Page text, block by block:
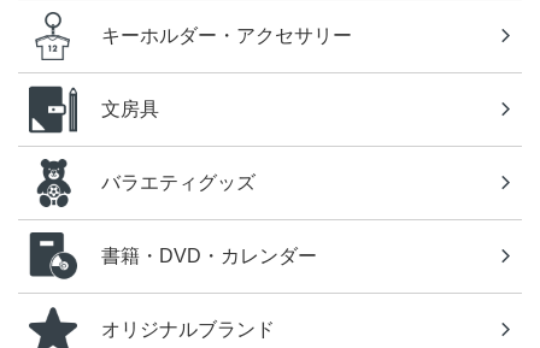
キーホルダー・アクセサリー
文房具
バラエティグッズ
書籍・DVD・カレンダー
オリジナルブランド